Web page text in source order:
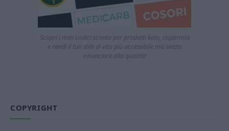
Scopri i miei codici sconto per prodotti keto, risparmia
e rendi il tuo stile di vita più accessibile ma senza
rinunciare alla qualità!
COPYRIGHT